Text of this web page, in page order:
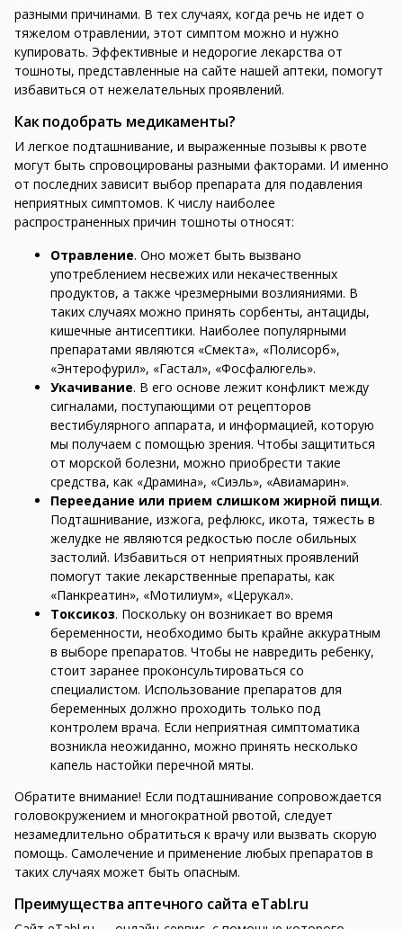
разными причинами. В тех случаях, когда речь не идет о
тяжелом отравлении, этот симптом можно и нужно
купировать. Эффективные и недорогие лекарства от
тошноты, представленные на сайте нашей аптеки, помогут
избавиться от нежелательных проявлений.
Как подобрать медикаменты?
И легкое подташнивание, и выраженные позывы к рвоте
могут быть спровоцированы разными факторами. И именно
от последних зависит выбор препарата для подавления
неприятных симптомов. К числу наиболее
распространенных причин тошноты относят:
Отравление. Оно может быть вызвано
употреблением несвежих или некачественных
продуктов, а также чрезмерными возлияниями. В
таких случаях можно принять сорбенты, антациды,
кишечные антисептики. Наиболее популярными
препаратами являются «Смекта», «Полисорб»,
«Энтерофурил», «Гастал», «Фосфалюгель».
Укачивание. В его основе лежит конфликт между
сигналами, поступающими от рецепторов
вестибулярного аппарата, и информацией, которую
мы получаем с помощью зрения. Чтобы защититься
от морской болезни, можно приобрести такие
средства, как «Драмина», «Сиэль», «Авиамарин».
Переедание или прием слишком жирной пищи.
Подташнивание, изжога, рефлюкс, икота, тяжесть в
желудке не являются редкостью после обильных
застолий. Избавиться от неприятных проявлений
помогут такие лекарственные препараты, как
«Панкреатин», «Мотилиум», «Церукал».
Токсикоз. Поскольку он возникает во время
беременности, необходимо быть крайне аккуратным
в выборе препаратов. Чтобы не навредить ребенку,
стоит заранее проконсультироваться со
специалистом. Использование препаратов для
беременных должно проходить только под
контролем врача. Если неприятная симптоматика
возникла неожиданно, можно принять несколько
капель настойки перечной мяты.
Обратите внимание! Если подташнивание сопровождается
головокружением и многократной рвотой, следует
незамедлительно обратиться к врачу или вызвать скорую
помощь. Самолечение и применение любых препаратов в
таких случаях может быть опасным.
Преимущества аптечного сайта eTabl.ru